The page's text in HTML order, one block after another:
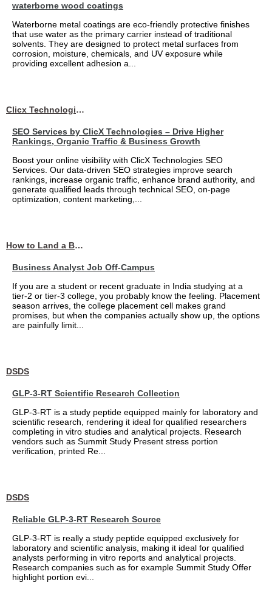
waterborne wood coatings
Waterborne metal coatings are eco-friendly protective finishes
that use water as the primary carrier instead of traditional
solvents. They are designed to protect metal surfaces from
corrosion, moisture, chemicals, and UV exposure while
providing excellent adhesion a...
Clicx Technologies
SEO Services by ClicX Technologies – Drive Higher
Rankings, Organic Traffic & Business Growth
Boost your online visibility with ClicX Technologies SEO
Services. Our data-driven SEO strategies improve search
rankings, increase organic traffic, enhance brand authority, and
generate qualified leads through technical SEO, on-page
optimization, content marketing,...
How to Land a Business Analyst Job Off-Campus When Your College Has Zero Tech Connections
Business Analyst Job Off-Campus
If you are a student or recent graduate in India studying at a
tier-2 or tier-3 college, you probably know the feeling. Placement
season arrives, the college placement cell makes grand
promises, but when the companies actually show up, the options
are painfully limit...
DSDS
GLP-3-RT Scientific Research Collection
GLP-3-RT is a study peptide equipped mainly for laboratory and
scientific research, rendering it ideal for qualified researchers
completing in vitro studies and analytical projects. Research
vendors such as Summit Study Present stress portion
verification, printed Re...
DSDS
Reliable GLP-3-RT Research Source
GLP-3-RT is really a study peptide equipped exclusively for
laboratory and scientific analysis, making it ideal for qualified
analysts performing in vitro reports and analytical projects.
Research companies such as for example Summit Study Offer
highlight portion evi...